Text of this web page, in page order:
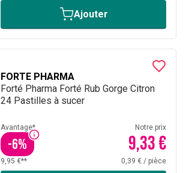
Ajouter
FORTE PHARMA
Forté Pharma Forté Rub Gorge Citron
24 Pastilles à sucer
Avantage*
-6%
Notre prix
9,33 €
9,95 €** 0,39 € / pièce